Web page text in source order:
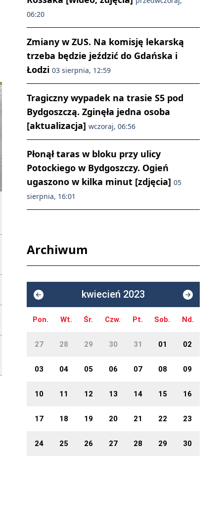
06:20
Zmiany w ZUS. Na komisję lekarską
trzeba będzie jeździć do Gdańska i
Łodzi 03 sierpnia, 12:59
Tragiczny wypadek na trasie S5 pod
Bydgoszczą. Zginęła jedna osoba
[aktualizacja] wczoraj, 06:56
Płonął taras w bloku przy ulicy
Potockiego w Bydgoszczy. Ogień
ugaszono w kilka minut [zdjęcia] 05
sierpnia, 16:01
Archiwum
kwiecień 2023
Pon. Wt. Śr. Czw. Pt. Sob. Nd.
27 28 29 30 31 01 02
03 04 05 06 07 08 09
10 11 12 13 14 15 16
17 18 19 20 21 22 23
24 25 26 27 28 29 30